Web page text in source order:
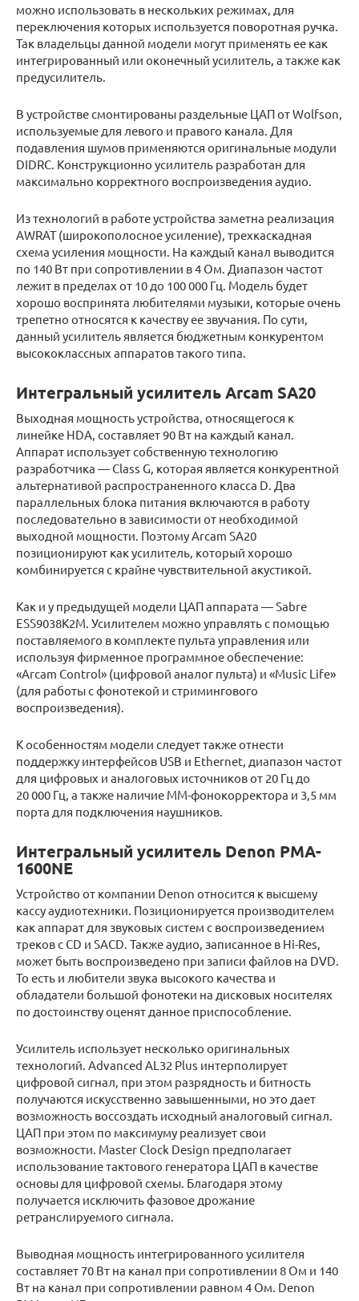
можно использовать в нескольких режимах, для
переключения которых используется поворотная ручка.
Так владельцы данной модели могут применять ее как
интегрированный или оконечный усилитель, а также как
предусилитель.
В устройстве смонтированы раздельные ЦАП от Wolfson,
используемые для левого и правого канала. Для
подавления шумов применяются оригинальные модули
DIDRC. Конструкционно усилитель разработан для
максимально корректного воспроизведения аудио.
Из технологий в работе устройства заметна реализация
AWRAT (широкополосное усиление), трехкаскадная
схема усиления мощности. На каждый канал выводится
по 140 Вт при сопротивлении в 4 Ом. Диапазон частот
лежит в пределах от 10 до 100 000 Гц. Модель будет
хорошо воспринята любителями музыки, которые очень
трепетно относятся к качеству ее звучания. По сути,
данный усилитель является бюджетным конкурентом
высококлассных аппаратов такого типа.
Интегральный усилитель Arcam SA20
Выходная мощность устройства, относящегося к
линейке HDA, составляет 90 Вт на каждый канал.
Аппарат использует собственную технологию
разработчика — Class G, которая является конкурентной
альтернативой распространенного класса D. Два
параллельных блока питания включаются в работу
последовательно в зависимости от необходимой
выходной мощности. Поэтому Arcam SA20
позиционируют как усилитель, который хорошо
комбинируется с крайне чувствительной акустикой.
Как и у предыдущей модели ЦАП аппарата — Sabre
ESS9038K2M. Усилителем можно управлять с помощью
поставляемого в комплекте пульта управления или
используя фирменное программное обеспечение:
«Arcam Control» (цифровой аналог пульта) и «Music Life»
(для работы с фонотекой и стримингового
воспроизведения).
К особенностям модели следует также отнести
поддержку интерфейсов USB и Ethernet, диапазон частот
для цифровых и аналоговых источников от 20 Гц до
20 000 Гц, а также наличие MM-фонокорректора и 3,5 мм
порта для подключения наушников.
Интегральный усилитель Denon PMA-
1600NE
Устройство от компании Denon относится к высшему
кассу аудиотехники. Позиционируется производителем
как аппарат для звуковых систем с воспроизведением
треков с CD и SACD. Также аудио, записанное в Hi-Res,
может быть воспроизведено при записи файлов на DVD.
То есть и любители звука высокого качества и
обладатели большой фонотеки на дисковых носителях
по достоинству оценят данное приспособление.
Усилитель использует несколько оригинальных
технологий. Advanced AL32 Plus интерполирует
цифровой сигнал, при этом разрядность и битность
получаются искусственно завышенными, но это дает
возможность воссоздать исходный аналоговый сигнал.
ЦАП при этом по максимуму реализует свои
возможности. Master Clock Design предполагает
использование тактового генератора ЦАП в качестве
основы для цифровой схемы. Благодаря этому
получается исключить фазовое дрожание
ретранслируемого сигнала.
Выводная мощность интегрированного усилителя
составляет 70 Вт на канал при сопротивлении 8 Ом и 140
Вт на канал при сопротивлении равном 4 Ом. Denon